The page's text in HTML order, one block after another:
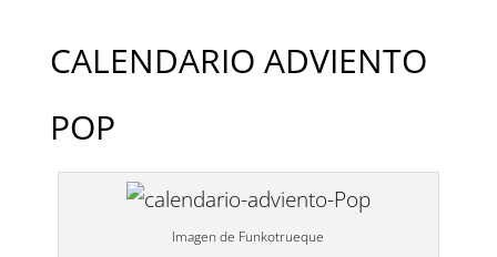
CALENDARIO ADVIENTO
POP
Imagen de Funkotrueque